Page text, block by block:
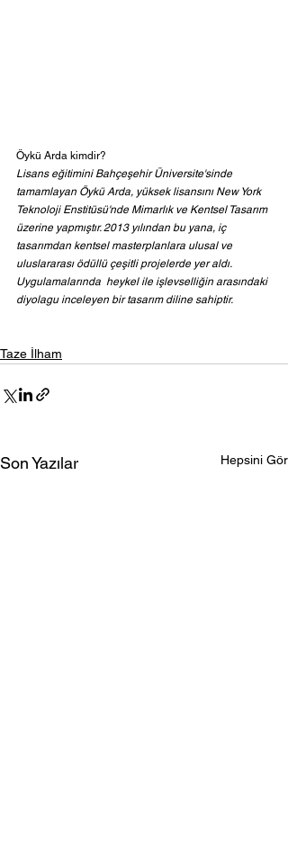
Öykü Arda kimdir?
Lisans eğitimini Bahçeşehir Üniversite'sinde
tamamlayan Öykü Arda, yüksek lisansını New York
Teknoloji Enstitüsü'nde Mimarlık ve Kentsel Tasarım
üzerine yapmıştır. 2013 yılından bu yana, iç
tasarımdan kentsel masterplanlara ulusal ve
uluslararası ödüllü çeşitli projelerde yer aldı.
Uygulamalarında  heykel ile işlevselliğin arasındaki
diyolagu inceleyen bir tasarım diline sahiptir.
Taze İlham
Son Yazılar Hepsini Gör